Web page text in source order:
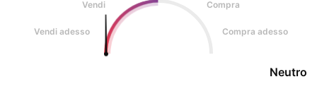
Vendi
Compra
Vendi adesso Compra adesso
Neutro